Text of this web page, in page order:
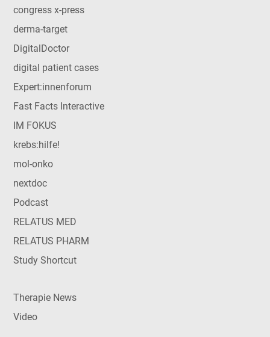
congress x-press
derma-target
DigitalDoctor
digital patient cases
Expert:innenforum
Fast Facts Interactive
IM FOKUS
krebs:hilfe!
mol-onko
nextdoc
Podcast
RELATUS MED
RELATUS PHARM
Study Shortcut
Therapie News
Video